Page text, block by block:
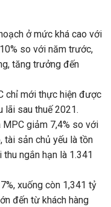
ở mức khá cao với
so với năm trước,
tăng trưởng đến
chỉ mới thực hiện được
lãi sau thuế 2021.
giảm 7,4% so với
tài sản chủ yếu là tồn
ngắn hạn là 1.341
xuống còn 1,341 tỷ
đến từ khách hàng